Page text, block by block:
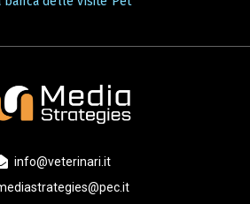
info@veterinari.it